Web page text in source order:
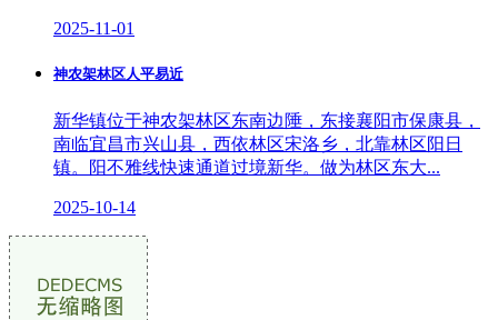
2025-11-01
神农架林区人平易近
新华镇位于神农架林区东南边陲，东接襄阳市保康县，
南临宜昌市兴山县，西依林区宋洛乡，北靠林区阳日
镇。阳不雅线快速通道过境新华。做为林区东大...
2025-10-14